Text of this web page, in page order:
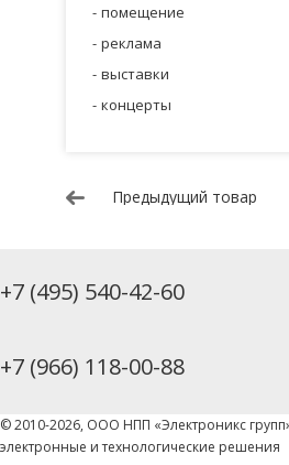
помещение
реклама
выставки
концерты
Предыдущий товар
+7 (495) 540-42-60
+7 (966) 118-00-88
© 2010-2026, ООО НПП «Электроникс
электронные и технологические решения